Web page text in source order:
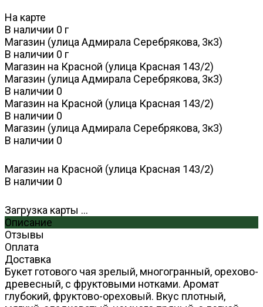
На карте
В наличии 0 г
Магазин (улица Адмирала Серебрякова, 3к3)
В наличии 0 г
Магазин на Красной (улица Красная 143/2)
Магазин (улица Адмирала Серебрякова, 3к3)
В наличии 0
Магазин на Красной (улица Красная 143/2)
В наличии 0
Магазин (улица Адмирала Серебрякова, 3к3)
В наличии 0
Магазин на Красной (улица Красная 143/2)
В наличии 0
Загрузка карты ...
Описание
Отзывы
Оплата
Доставка
Букет готового чая зрелый, многогранный, орехово-
древесный, с фруктовыми нотками. Аромат
глубокий, фруктово-ореховый. Вкус плотный,